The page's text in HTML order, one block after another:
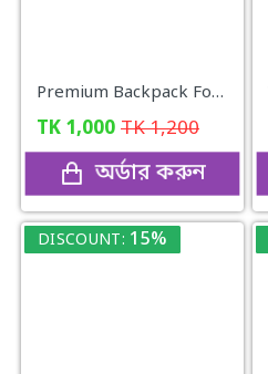
Premium Backpack For Girls (Peach Pink)
TK 1,000 TK1,200
অর্ডার করুন
DISCOUNT: 15%